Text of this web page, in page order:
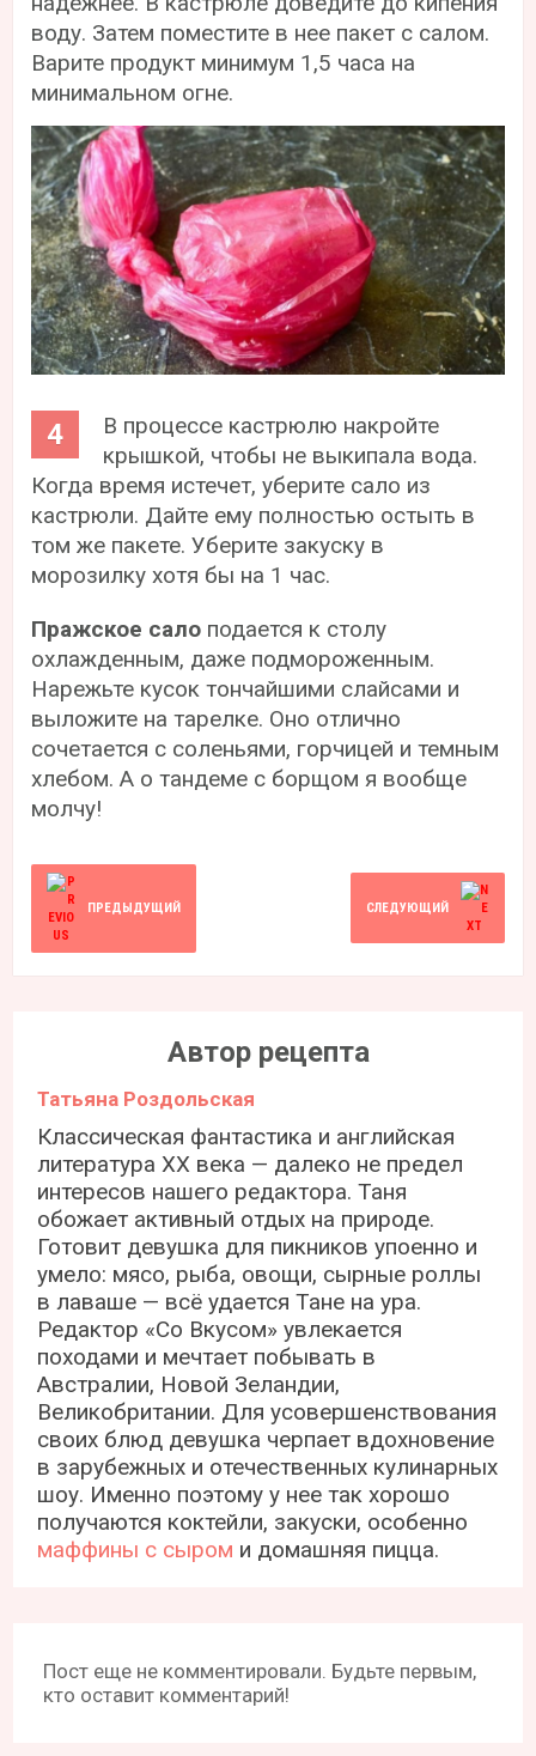
воду. Затем поместите в нее пакет с салом.
Варите продукт минимум 1,5 часа на
минимальном огне.
В процессе кастрюлю накройте
крышкой, чтобы не выкипала вода.
Когда время истечет, уберите сало из
кастрюли. Дайте ему полностью остыть в
том же пакете. Уберите закуску в
морозилку хотя бы на 1 час.
Пражское сало подается к столу
охлажденным, даже подмороженным.
Нарежьте кусок тончайшими слайсами и
выложите на тарелке. Оно отлично
сочетается с соленьями, горчицей и темным
хлебом. А о тандеме с борщом я вообще
молчу!
ПРЕДЫДУЩИЙ СЛЕДУЮЩИЙ
Автор рецепта
Татьяна Роздольская
Классическая фантастика и английская
литература ХХ века — далеко не предел
интересов нашего редактора. Таня
обожает активный отдых на природе.
Готовит девушка для пикников упоенно и
умело: мясо, рыба, овощи, сырные роллы
в лаваше — всё удается Тане на ура.
Редактор «Со Вкусом» увлекается
походами и мечтает побывать в
Австралии, Новой Зеландии,
Великобритании. Для усовершенствования
своих блюд девушка черпает вдохновение
в зарубежных и отечественных кулинарных
шоу. Именно поэтому у нее так хорошо
получаются коктейли, закуски, особенно
маффины с сыром и домашняя пицца.
Пост еще не комментировали. Будьте первым,
кто оставит комментарий!